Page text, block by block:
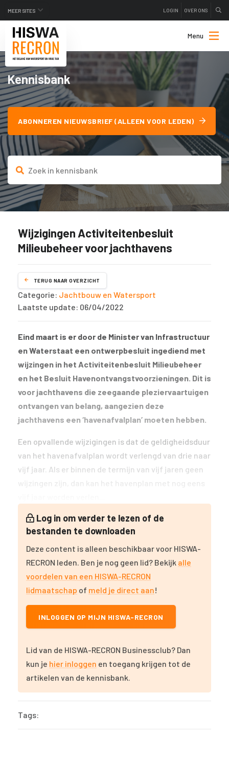
MEER SITES LOGIN OVER ONS
Menu
Kennisbank
ABONNEREN NIEUWSBRIEF (ALLEEN VOOR LEDEN)
Wijzigingen Activiteitenbesluit
Milieubeheer voor jachthavens
TERUG NAAR OVERZICHT
Categorie: Jachtbouw en Watersport
Laatste update: 06/04/2022
Eind maart is er door de Minister van Infrastructuur
en Waterstaat een ontwerpbesluit ingediend met
wijzingen in het Activiteitenbesluit Milieubeheer
en het Besluit Havenontvangstvoorzieningen. Dit is
voor jachthavens die zeegaande pleziervaartuigen
ontvangen van belang, aangezien deze
jachthavens een ‘havenafvalplan’ moeten hebben.
Een opvallende wijzigingen is dat de geldigheidsduur
van het havenafvalplan wordt verlengd van drie naar
vijf jaar. Als er binnen de termijn van vijf jaren geen
wijzingen zijn, dan kan het havenplan met nog eens
Log in om verder te lezen of de
bestanden te downloaden
Deze content is alleen beschikbaar voor HISWA-
RECRON leden. Ben je nog geen lid? Bekijk alle
voordelen van een HISWA-RECRON
lidmaatschap of meld je direct aan!
INLOGGEN OP MIJN HISWA-RECRON
Lid van de HISWA-RECRON Businessclub? Dan
kun je hier inloggen en toegang krijgen tot de
artikelen van de kennisbank.
Tags: